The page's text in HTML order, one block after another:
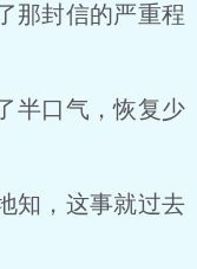
封信的严重程
口气，恢复少
，这事就过去